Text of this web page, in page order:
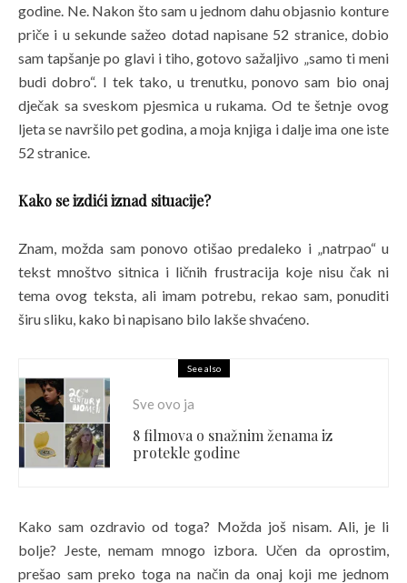
godine. Ne. Nakon što sam u jednom dahu objasnio konture
priče i u sekunde sažeo dotad napisane 52 stranice, dobio
sam tapšanje po glavi i tiho, gotovo sažaljivo „samo ti meni
budi dobro“. I tek tako, u trenutku, ponovo sam bio onaj
dječak sa sveskom pjesmica u rukama. Od te šetnje ovog
ljeta se navršilo pet godina, a moja knjiga i dalje ima one iste
52 stranice.
Kako se izdići iznad situacije?
Znam, možda sam ponovo otišao predaleko i „natrpao“ u
tekst mnoštvo sitnica i ličnih frustracija koje nisu čak ni
tema ovog teksta, ali imam potrebu, rekao sam, ponuditi
širu sliku, kako bi napisano bilo lakše shvaćeno.
See also
Sve ovo ja
8 filmova o snažnim ženama iz
protekle godine
Kako sam ozdravio od toga? Možda još nisam. Ali, je li
bolje? Jeste, nemam mnogo izbora. Učen da oprostim,
prešao sam preko toga na način da onaj koji me jednom